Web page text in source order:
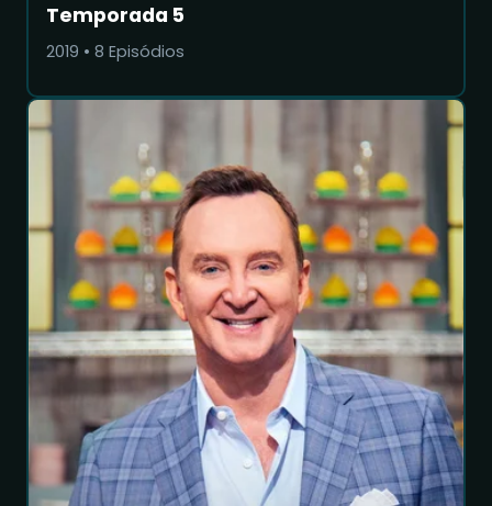
Temporada 5
2019 • 8 Episódios